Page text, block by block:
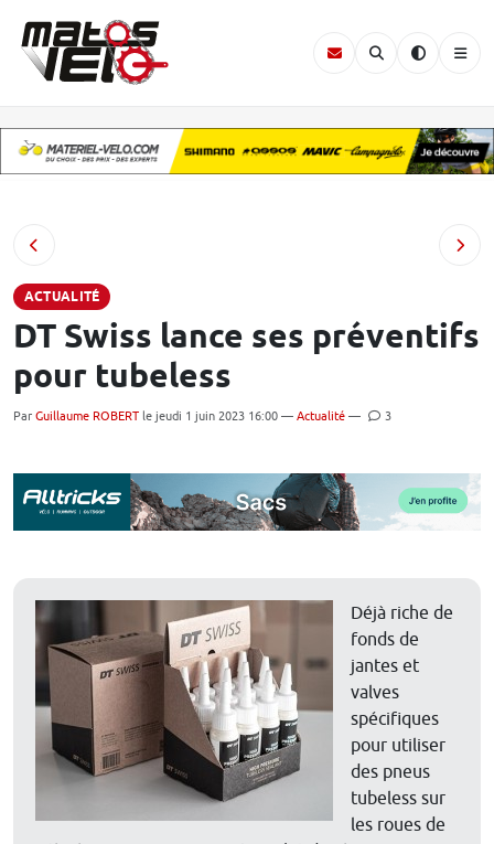
ACTUALITÉ
DT Swiss lance ses préventifs
pour tubeless
Par Guillaume ROBERT le jeudi 1 juin 2023 16:00 — Actualité — 3
Déjà riche de
fonds de
jantes et
valves
spécifiques
pour utiliser
des pneus
tubeless sur
les roues de